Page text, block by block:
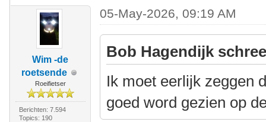
Wim -de
roetsende
Roeifietser
Berichten: 7.594
Topics: 190
05-May-2026, 09:19 AM
Bob Hagendijk
Ik moet eerlijk zeggen
goed word gezien op